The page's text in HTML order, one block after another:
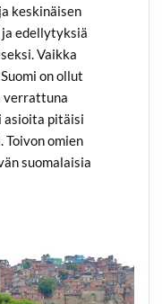
keskinäisen
edellytyksiä
Vaikka
on ollut
verrattuna
asioita pitäisi
omien
suomalaisia